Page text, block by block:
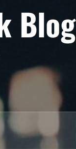
Blog